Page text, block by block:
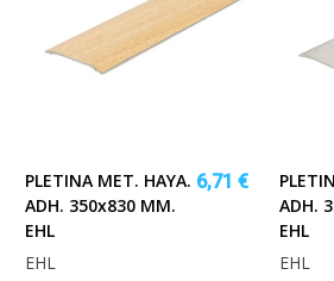
PLETINA MET. HAYA.
ADH. 350x830 MM.
EHL
6,71 €
EHL
ADH.
EHL
EHL